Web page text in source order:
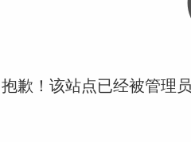
抱歉！该站点已经被管理